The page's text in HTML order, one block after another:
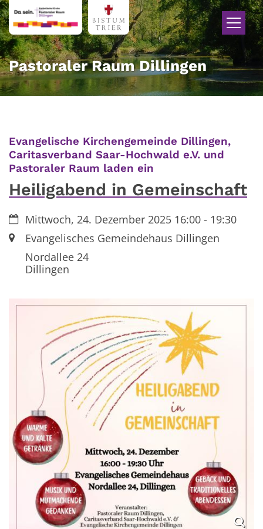
Zum Inhalt springen
Pastoraler Raum Dillingen
Evangelische Kirchengemeinde Dillingen,
Caritasverband Saar-Hochwald e.V. und
Pastoraler Raum laden ein
Heiligabend in Gemeinschaft
Datum:Mittwoch, 24. Dezember 2025 16:00 - 19:30
Ort:Evangelisches Gemeindehaus Dillingen
Nordallee 24
Dillingen